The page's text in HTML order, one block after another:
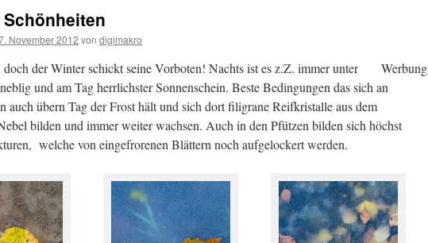
November 2012 von digimakro
Werbung
der Winter schickt seine Vorboten! Nachts ist es z.Z. immer unter
und am Tag herrlichster Sonnenschein. Beste Bedingungen das sich an
auch übern Tag der Frost hält und sich dort filigrane Reifkristalle aus dem
bilden und immer weiter wachsen. Auch in den Pfützen bilden sich höchst
welche von eingefrorenen Blättern noch aufgelockert werden.